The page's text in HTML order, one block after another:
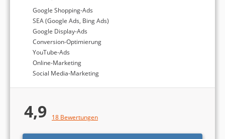
Google Shopping-Ads
SEA (Google Ads, Bing Ads)
Google Display-Ads
Conversion-Optimierung
YouTube-Ads
Online-Marketing
Social Media-Marketing
4,9 18 Bewertungen